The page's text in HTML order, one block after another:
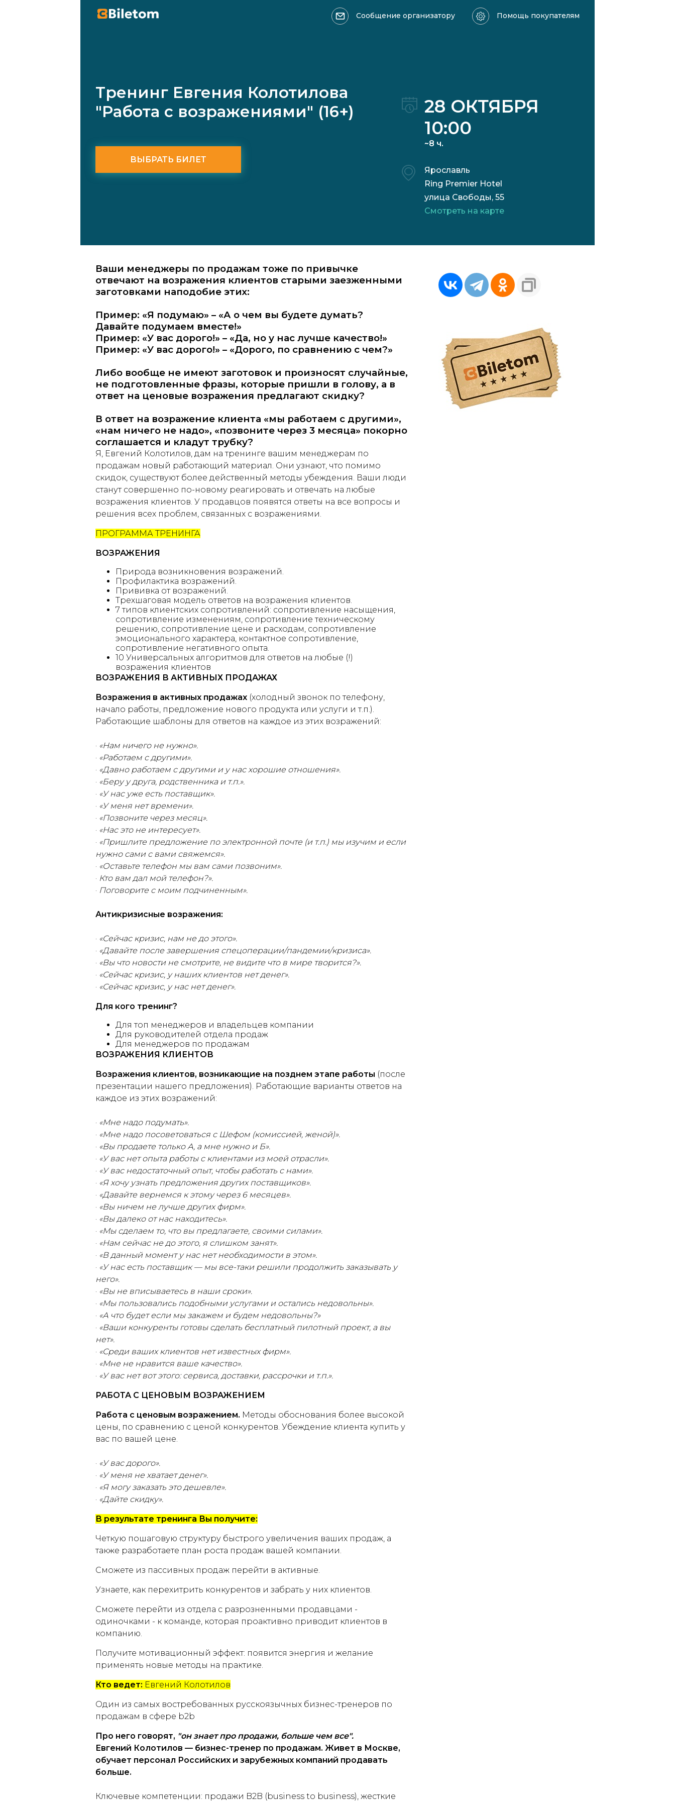
Сообщение организатору Помощь покупателям
Тренинг Евгения Колотилова
"Работа с возражениями" (16+)
28 ОКТЯБРЯ
10:00
~8 ч.
Ярославль
Ring Premier Hotel
улица Свободы, 55
Смотреть на карте
ВЫБРАТЬ БИЛЕТ
Ваши менеджеры по продажам тоже по привычке
отвечают на возражения клиентов старыми заезженными
заготовками наподобие этих:
Пример: «Я подумаю» – «А о чем вы будете думать?
Давайте подумаем вместе!»
Пример: «У вас дорого!» – «Да, но у нас лучше качество!»
Пример: «У вас дорого!» – «Дорого, по сравнению с чем?»
Либо вообще не имеют заготовок и произносят случайные,
не подготовленные фразы, которые пришли в голову, а в
ответ на ценовые возражения предлагают скидку?
В ответ на возражение клиента «мы работаем с другими»,
«нам ничего не надо», «позвоните через 3 месяца» покорно
соглашается и кладут трубку?
Я, Евгений Колотилов, дам на тренинге вашим менеджерам по
продажам новый работающий материал. Они узнают, что помимо
скидок, существуют более действенный методы убеждения. Ваши люди
станут совершенно по-новому реагировать и отвечать на любые
возражения клиентов. У продавцов появятся ответы на все вопросы и
решения всех проблем, связанных с возражениями.
ПРОГРАММА ТРЕНИНГА
ВОЗРАЖЕНИЯ
Природа возникновения возражений.
Профилактика возражений.
Прививка от возражений.
Трехшаговая модель ответов на возражения клиентов.
7 типов клиентских сопротивлений: сопротивление насыщения,
сопротивление изменениям, сопротивление техническому
решению, сопротивление цене и расходам, сопротивление
эмоционального характера, контактное сопротивление,
сопротивление негативного опыта.
10 Универсальных алгоритмов для ответов на любые (!)
возражения клиентов
ВОЗРАЖЕНИЯ В АКТИВНЫХ ПРОДАЖАХ
Возражения в активных продажах (холодный звонок по телефону,
начало работы, предложение нового продукта или услуги и т.п.).
Работающие шаблоны для ответов на каждое из этих возражений:
· «Нам ничего не нужно».
· «Работаем с другими».
· «Давно работаем с другими и у нас хорошие отношения».
· «Беру у друга, родственника и т.п.».
· «У нас уже есть поставщик».
· «У меня нет времени».
· «Позвоните через месяц».
· «Нас это не интересует».
· «Пришлите предложение по электронной почте (и т.п.) мы изучим и если
нужно сами с вами свяжемся».
· «Оставьте телефон мы вам сами позвоним».
· Кто вам дал мой телефон?».
· Поговорите с моим подчиненным».
Антикризисные возражения:
· «Сейчас кризис, нам не до этого».
· «Давайте после завершения спецоперации/пандемии/кризиса».
· «Вы что новости не смотрите, не видите что в мире творится?».
· «Сейчас кризис, у наших клиентов нет денег».
· «Сейчас кризис, у нас нет денег».
Для кого тренинг?
Для топ менеджеров и владельцев компании
Для руководителей отдела продаж
Для менеджеров по продажам
ВОЗРАЖЕНИЯ КЛИЕНТОВ
Возражения клиентов, возникающие на позднем этапе работы (после
презентации нашего предложения). Работающие варианты ответов на
каждое из этих возражений:
· «Мне надо подумать».
· «Мне надо посоветоваться с Шефом (комиссией, женой)».
· «Вы продаете только А, а мне нужно и Б».
· «У вас нет опыта работы с клиентами из моей отрасли».
· «У вас недостаточный опыт, чтобы работать с нами».
· «Я хочу узнать предложения других поставщиков».
· «Давайте вернемся к этому через 6 месяцев».
· «Вы ничем не лучше других фирм».
· «Вы далеко от нас находитесь».
· «Мы сделаем то, что вы предлагаете, своими силами».
· «Нам сейчас не до этого, я слишком занят».
· «В данный момент у нас нет необходимости в этом».
· «У нас есть поставщик — мы все-таки решили продолжить заказывать у
него».
· «Вы не вписываетесь в наши сроки».
· «Мы пользовались подобными услугами и остались недовольны».
· «А что будет если мы закажем и будем недовольны?»
· «Ваши конкуренты готовы сделать бесплатный пилотный проект, а вы
нет».
· «Среди ваших клиентов нет известных фирм».
· «Мне не нравится ваше качество».
· «У вас нет вот этого: сервиса, доставки, рассрочки и т.п.».
РАБОТА С ЦЕНОВЫМ ВОЗРАЖЕНИЕМ
Работа с ценовым возражением. Методы обоснования более высокой
цены, по сравнению с ценой конкурентов. Убеждение клиента купить у
вас по вашей цене.
· «У вас дорого».
· «У меня не хватает денег».
· «Я могу заказать это дешевле».
· «Дайте скидку».
В результате тренинга Вы получите:
Четкую пошаговую структуру быстрого увеличения ваших продаж, а
также разработаете план роста продаж вашей компании.
Сможете из пассивных продаж перейти в активные.
Узнаете, как перехитрить конкурентов и забрать у них клиентов.
Сможете перейти из отдела с разрозненными продавцами -
одиночками - к команде, которая проактивно приводит клиентов в
компанию.
Получите мотивационный эффект: появится энергия и желание
применять новые методы на практике.
Кто ведет: Евгений Колотилов
Один из самых востребованных русскоязычных бизнес-тренеров по
продажам в сфере b2b
Про него говорят, "он знает про продажи, больше чем все".
Евгений Колотилов — бизнес-тренер по продажам. Живет в Москве,
обучает персонал Российских и зарубежных компаний продавать
больше.
Ключевые компетенции: продажи B2B (business to business), жесткие
Нажмите галочку для подтверждения